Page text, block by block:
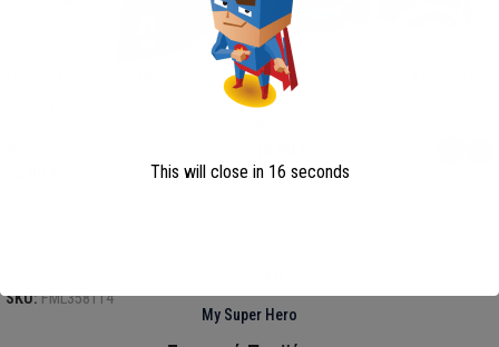
SKU:FML358114
Παιδικό Μαγιό Boxer Avengers
My Super Hero
This will close in 15 seconds